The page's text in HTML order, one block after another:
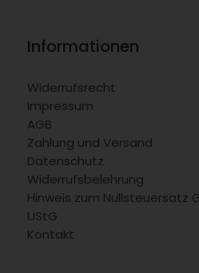
Informationen
Widerrufsrecht
Impressum
AGB
Zahlung und Versand
Datenschutz
Widerrufsbelehrung
Hinweis zum Nullsteuersatz
UStG
Kontakt